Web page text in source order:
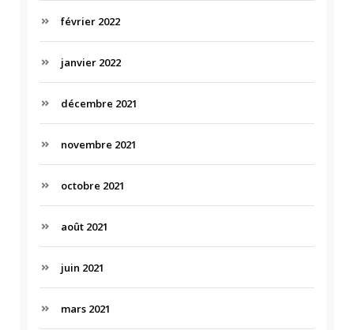
février 2022
janvier 2022
décembre 2021
novembre 2021
octobre 2021
août 2021
juin 2021
mars 2021